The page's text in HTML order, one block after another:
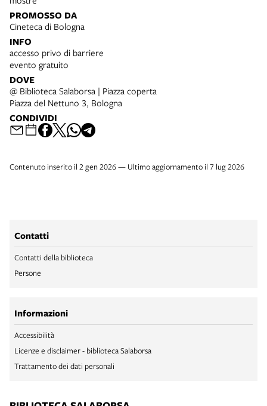
PROMOSSO DA
Cineteca di Bologna
INFO
accesso privo di barriere
evento gratuito
DOVE
@ Biblioteca Salaborsa | Piazza coperta
Piazza del Nettuno 3, Bologna
CONDIVIDI
Contenuto inserito il 2 gen 2026 — Ultimo aggiornamento il 7 lug 2026
Contatti
Contatti della biblioteca
Persone
Informazioni
Accessibilità
Licenze e disclaimer - biblioteca Salaborsa
Trattamento dei dati personali